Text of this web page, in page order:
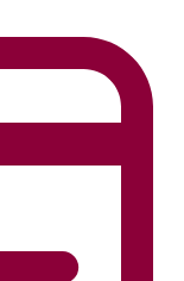
транспортные
компании в